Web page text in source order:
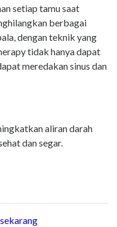
setiap tamu saat
berbagai
dengan teknik yang
tidak hanya dapat
meredakan sinus dan
aliran darah
dan segar.
sekarang